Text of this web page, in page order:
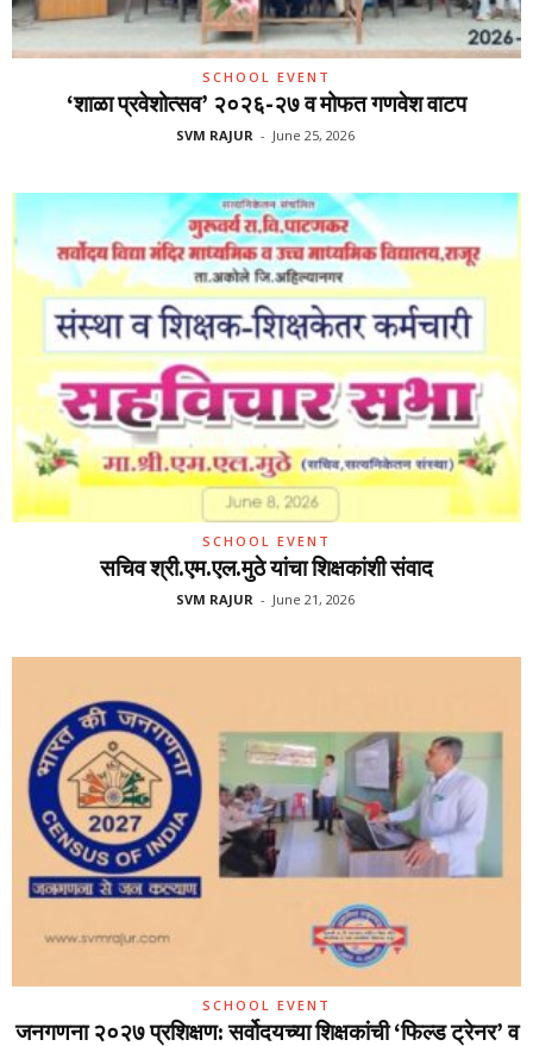
SCHOOL EVENT
‘शाळा प्रवेशोत्सव’ २०२६-२७ व मोफत गणवेश वाटप
SVM RAJUR - June 25, 2026
SCHOOL EVENT
सचिव श्री.एम.एल.मुठे यांचा शिक्षकांशी संवाद
SVM RAJUR - June 21, 2026
SCHOOL EVENT
जनगणना २०२७ प्रशिक्षण: सर्वोदयच्या शिक्षकांची ‘फिल्ड ट्रेनर’ व